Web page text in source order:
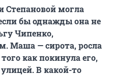
Степановой могла
бы однажды она не
Чипенко,
Маша — сирота, росла
как покинула его,
В какой-то